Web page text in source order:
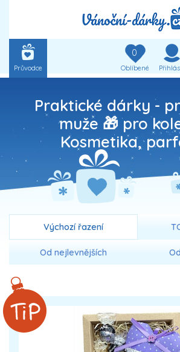
Průvodce
0
Oblíbené
Praktické dárky -
muže 🎁 pro
Kosmetika,
Výchozí řazení
Od nejlevnějších